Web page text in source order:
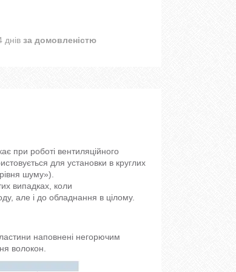
днів за домовленістю
при роботі вентиляційного
для установки в круглих
шуму»).
випадках, коли
але і до обладнання в цілому.
наповнені негорючим
волокон.